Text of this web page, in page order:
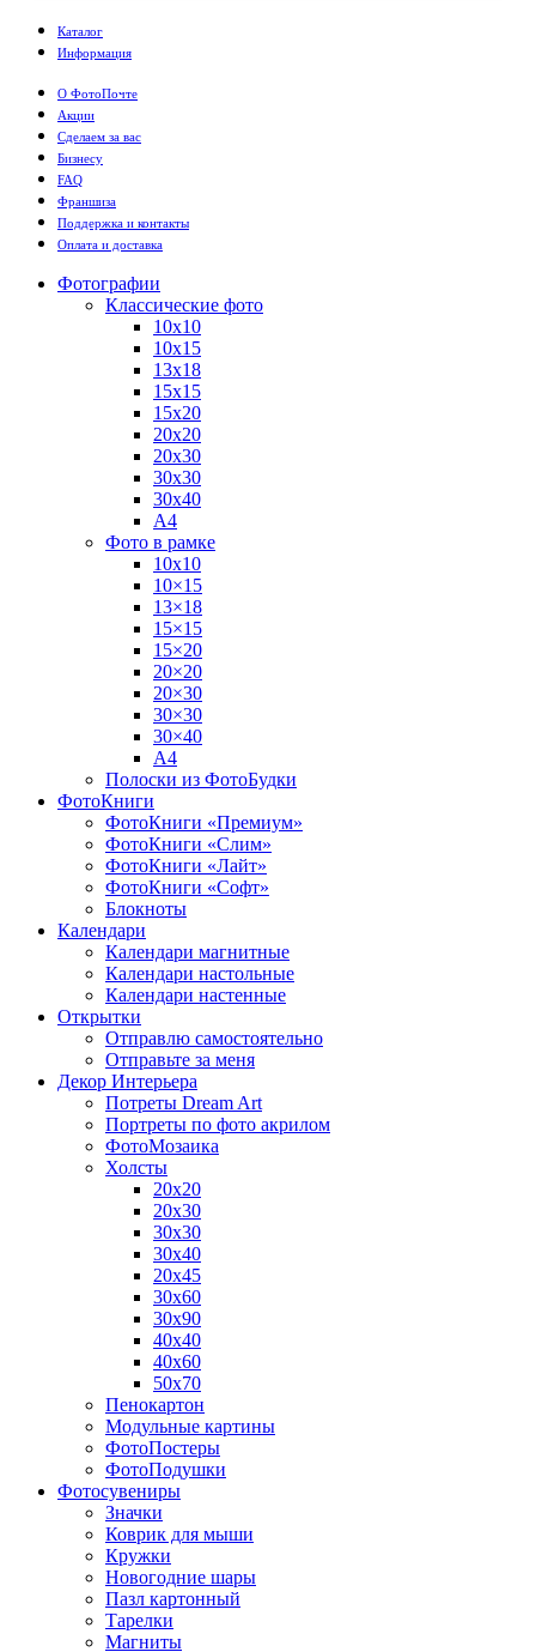
Каталог
Информация
О ФотоПочте
Акции
Сделаем за вас
Бизнесу
FAQ
Франшиза
Поддержка и контакты
Оплата и доставка
Фотографии
Классические фото
10х10
10х15
13х18
15х15
15х20
20х20
20х30
30х30
30х40
А4
Фото в рамке
10х10
10×15
13×18
15×15
15×20
20×20
20×30
30×30
30×40
A4
Полоски из ФотоБудки
ФотоКниги
ФотоКниги «Премиум»
ФотоКниги «Слим»
ФотоКниги «Лайт»
ФотоКниги «Софт»
Блокноты
Календари
Календари магнитные
Календари настольные
Календари настенные
Открытки
Отправлю самостоятельно
Отправьте за меня
Декор Интерьера
Потреты Dream Art
Портреты по фото акрилом
ФотоМозаика
Холсты
20х20
20х30
30х30
30х40
20х45
30х60
30х90
40х40
40х60
50х70
Пенокартон
Модульные картины
ФотоПостеры
ФотоПодушки
Фотоcувениры
Значки
Коврик для мыши
Кружки
Новогодние шары
Пазл картонный
Тарелки
Магниты